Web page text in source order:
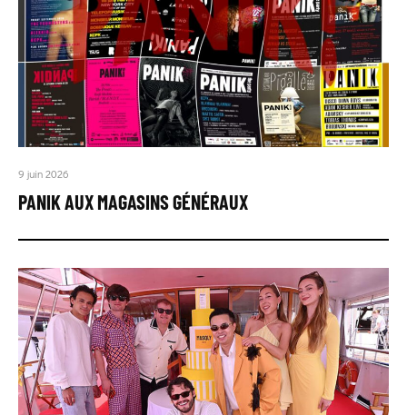
9 juin 2026
PANIK AUX MAGASINS GÉNÉRAUX